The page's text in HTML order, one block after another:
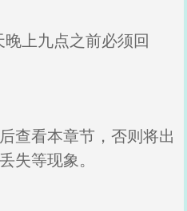
上九点之前必须回
查看本章节，否则将出
失等现象。